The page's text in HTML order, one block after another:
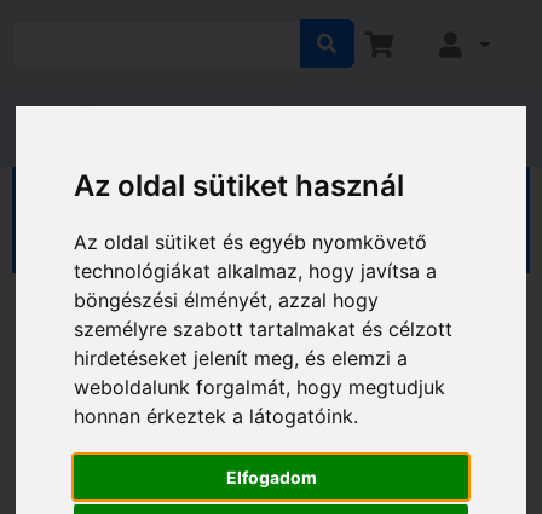
Az oldal sütiket használ
Az oldal sütiket és egyéb nyomkövető
technológiákat alkalmaz, hogy javítsa a
böngészési élményét, azzal hogy
személyre szabott tartalmakat és célzott
hirdetéseket jelenít meg, és elemzi a
weboldalunk forgalmát, hogy megtudjuk
honnan érkeztek a látogatóink.
Elfogadom
HÁZ KERT HOBBY
Hobby
Sport, kerékpár
Kerékpár computerek